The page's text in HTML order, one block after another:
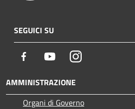
SEGUICI SU
Facebook YoutubeInstagram
AMMINISTRAZIONE
Organi di Governo